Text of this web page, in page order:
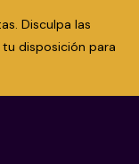
Disculpa las
disposición para